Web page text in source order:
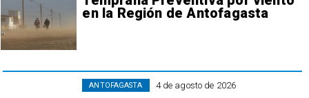
en la Región de Antofagasta
4 de agosto de 2026
ANTOFAGASTA